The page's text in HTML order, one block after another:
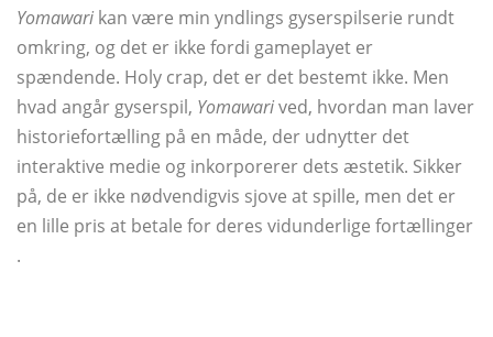
Yomawari kan være min yndlings gyserspilserie rundt
omkring, og det er ikke fordi gameplayet er
spændende. Holy crap, det er det bestemt ikke. Men
hvad angår gyserspil, Yomawarived, hvordan man laver
historiefortælling på en måde, der udnytter det
interaktive medie og inkorporerer dets æstetik. Sikker
på, de er ikke nødvendigvis sjove at spille, men det er
en lille pris at betale for deres vidunderlige fortællinger
.